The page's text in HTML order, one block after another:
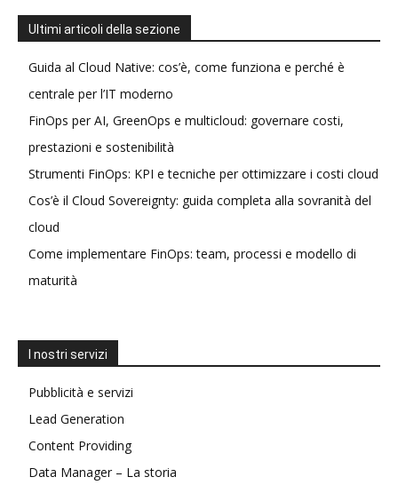
Ultimi articoli della sezione
Guida al Cloud Native: cos’è, come funziona e perché è
centrale per l’IT moderno
FinOps per AI, GreenOps e multicloud: governare costi,
prestazioni e sostenibilità
Strumenti FinOps: KPI e tecniche per ottimizzare i costi cloud
Cos’è il Cloud Sovereignty: guida completa alla sovranità del
cloud
Come implementare FinOps: team, processi e modello di
maturità
I nostri servizi
Pubblicità e servizi
Lead Generation
Content Providing
Data Manager – La storia